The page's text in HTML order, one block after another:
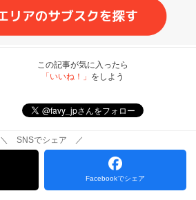
この記事が気に入ったら
「いいね！」 をしよう
＼ SNSでシェア ／
Facebookでシェア